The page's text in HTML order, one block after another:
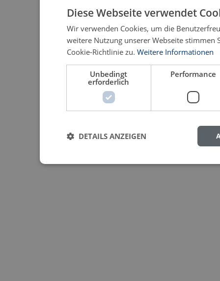
Diese Webseite verwendet
Wir verwenden Cookies, um die
weitere Nutzung unserer Webseite stimmen
Cookie-Richtlinie zu. Weitere Informationen
Unbedingt
erforderlich
Performance
DETAILS ANZEIGEN